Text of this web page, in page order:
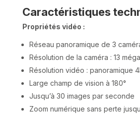
Caractéristiques
Propriétés vidéo :
Réseau panoramique de 3
Résolution de la caméra : 13
Résolution vidéo : panoramique
Large champ de vision à 180°
Jusqu’à 30 images par seconde
Zoom numérique sans perte